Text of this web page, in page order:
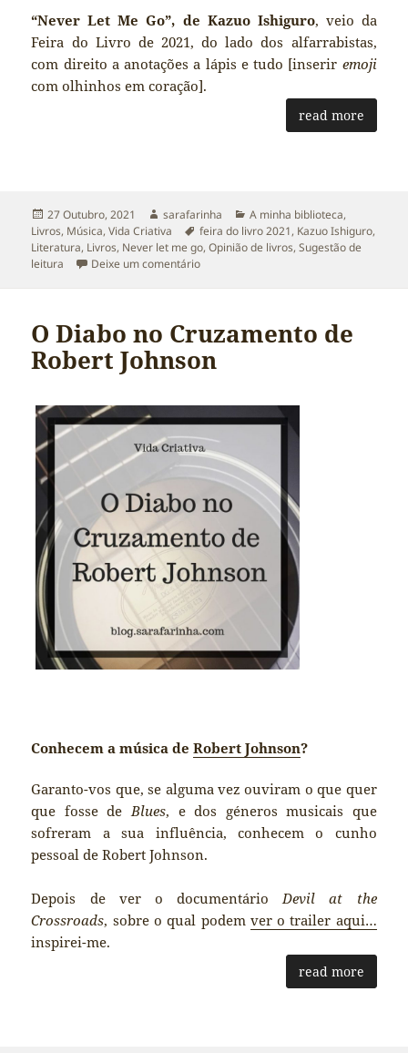
“Never Let Me Go”, de Kazuo Ishiguro, veio da
Feira do Livro de 2021, do lado dos alfarrabistas,
com direito a anotações a lápis e tudo [inserir emoji
com olhinhos em coração].
read more
Publicado
a
27 Outubro, 2021 Autor
sarafarinha Categorias
A minha biblioteca,
Livros, Música,Vida Criativa Etiquetas
feira do livro 2021, Kazuo Ishiguro,
Literatura, Livros, Never let me go,Opinião de livros,Sugestão de
leitura
Deixe um comentáriosobre Sobre “Never Let Me Go” de
O Diabo no Cruzamento de
Robert Johnson
Conhecem a música deRobert Johnson?
Garanto-vos que, se alguma vez ouviram o que quer
que fosse de Blues, e dos géneros musicais que
sofreram a sua influência, conhecem o cunho
pessoal de Robert Johnson.
Depois de ver o documentário Devil at the
Crossroads, sobre o qual podem ver o trailer aqui…
inspirei-me.
read more